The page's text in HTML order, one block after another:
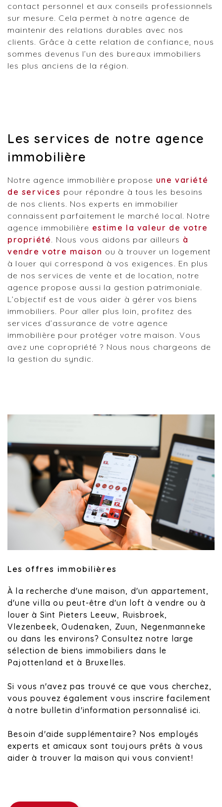
contact personnel et aux conseils professionnels
sur mesure. Cela permet à notre agence de
maintenir des relations durables avec nos
clients. Grâce à cette relation de confiance, nous
sommes devenus l’un des bureaux immobiliers
les plus anciens de la région.
Les services de notre agence
immobilière
Notre agence immobilière propose une variété
de services pour répondre à tous les besoins
de nos clients. Nos experts en immobilier
connaissent parfaitement le marché local. Notre
agence immobilière estime la valeur de votre
propriété. Nous vous aidons par ailleurs à
vendre votre maison ou à trouver un logement
à louer qui correspond à vos exigences. En plus
de nos services de vente et de location, notre
agence propose aussi la gestion patrimoniale.
L’objectif est de vous aider à gérer vos biens
immobiliers. Pour aller plus loin, profitez des
services d’assurance de votre agence
immobilière pour protéger votre maison. Vous
avez une copropriété ? Nous nous chargeons de
la gestion du syndic.
Les offres immobilières
À la recherche d'une maison, d'un appartement,
d'une villa ou peut-être d'un loft à vendre ou à
louer à Sint Pieters Leeuw, Ruisbroek,
Vlezenbeek, Oudenaken, Zuun, Negenmanneke
ou dans les environs? Consultez notre large
sélection de biens immobiliers dans le
Pajottenland et à Bruxelles.
Si vous n'avez pas trouvé ce que vous cherchez,
vous pouvez également vous inscrire facilement
à notre bulletin d'information personnalisé ici.
Besoin d'aide supplémentaire? Nos employés
experts et amicaux sont toujours prêts à vous
aider à trouver la maison qui vous convient!